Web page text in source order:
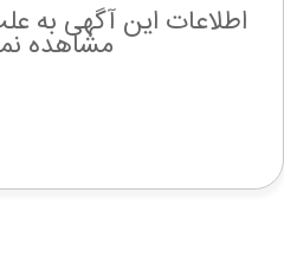
اطلاعات این آگهی به
مشاهده